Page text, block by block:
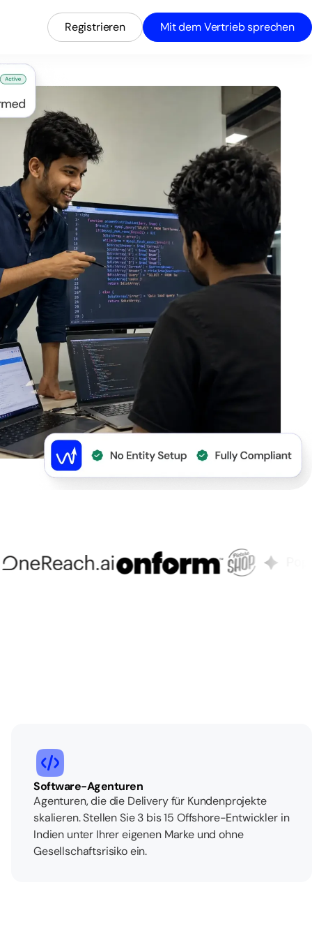
Registrieren Mit dem Vertrieb sprechen
Software-Agenturen
Agenturen, die die Delivery für Kundenprojekte
skalieren. Stellen Sie 3 bis 15 Offshore-Entwickler in
Indien unter Ihrer eigenen Marke und ohne
Gesellschaftsrisiko ein.